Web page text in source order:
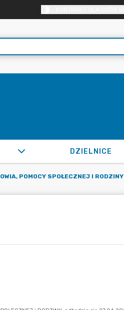
DZIELNICE
POMOCY SPOŁECZNEJ I RODZINY